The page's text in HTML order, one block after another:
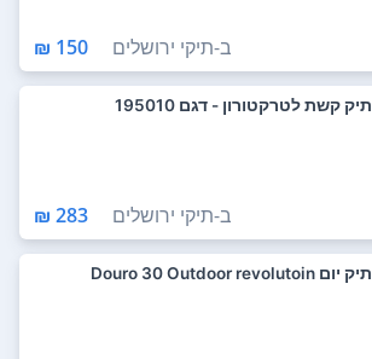
ב-תיקי ירושלים 150 ₪
תיק קשת לטרקטורון - דגם 195010
ב-תיקי ירושלים 283 ₪
תיק יום Douro 30 Outdoor revolutoin